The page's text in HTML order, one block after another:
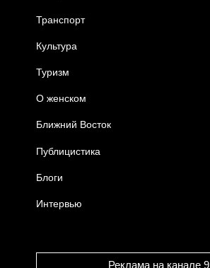
Транспорт
Культура
Туризм
О женском
Ближний Восток
Публицистика
Блоги
Интервью
Реклама на канале 9